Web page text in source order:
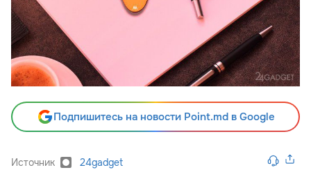
Подпишитесь на новости Point.md в Google
Источник 24gadget